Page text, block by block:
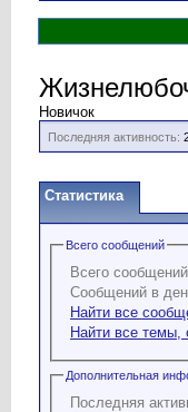
Новичок
Последняя активность:
Статистика
Всего сообщений
Всего
Сообщений в
Найти все
Найти все темы,
Дополнительная
Последняя